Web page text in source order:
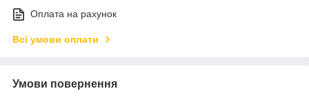
Оплата на рахунок
Всі умови оплати
Умови повернення